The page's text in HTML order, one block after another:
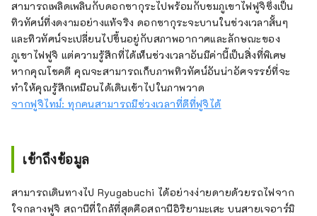
สามารถเพลิดเพลินกับดอกซากุระไปพร้อมกับชมภูเขาไฟฟูจิซึ่งเป็น
ทิวทัศน์ที่งดงามอย่างแท้จริง ดอกซากุระจะบานในช่วงเวลาสั้นๆ
และทิวทัศน์จะเปลี่ยนไปขึ้นอยู่กับสภาพอากาศและลักษณะของ
ภูเขาไฟฟูจิ แต่ความรู้สึกที่ได้เห็นช่วงเวลาอันมีค่านี้เป็นสิ่งที่พิเศษ
หากคุณโชคดี คุณจะสามารถเก็บภาพทิวทัศน์อันน่าอัศจรรย์ที่จะ
ทำให้คุณรู้สึกเหมือนได้เดินเข้าไปในภาพวาด
จากฟูจิไทม์: ทุกคนสามารถมีช่วงเวลาที่ดีที่ฟูจิได้
เข้าถึงข้อมูล
สามารถเดินทางไป Ryugabuchi ได้อย่างง่ายดายด้วยรถไฟจาก
ใจกลางฟูจิ สถานีที่ใกล้ที่สุดคือสถานีอิริยามะเสะ บนสายเจอาร์มิ